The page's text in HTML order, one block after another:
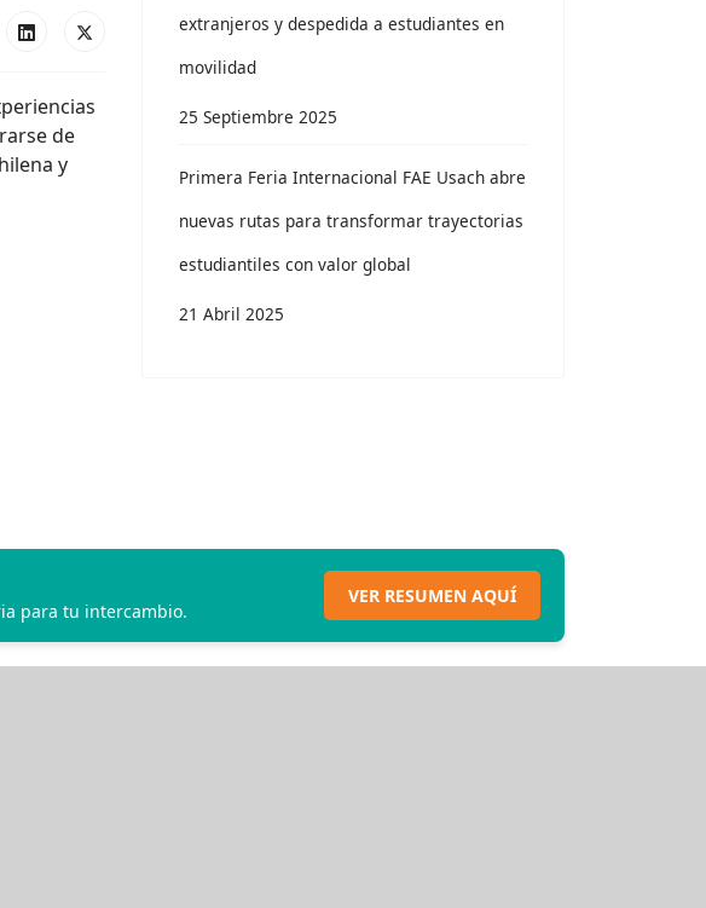
de
y
extranjeros y despedida a estudiantes en
movilidad
25 Septiembre 2025
Primera Feria Internacional FAE Usach abre
nuevas rutas para transformar trayectorias
estudiantiles con valor global
21 Abril 2025
para tu intercambio.
VER RESUMEN AQUÍ